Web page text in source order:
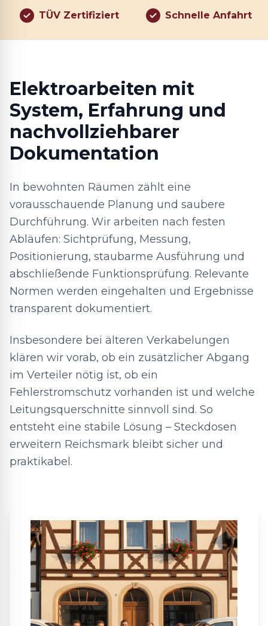
TÜV Zertifiziert Schnelle Anfahrt
Elektroarbeiten mit
System, Erfahrung und
nachvollziehbarer
Dokumentation
In bewohnten Räumen zählt eine
vorausschauende Planung und saubere
Durchführung. Wir arbeiten nach festen
Abläufen: Sichtprüfung, Messung,
Positionierung, staubarme Ausführung und
abschließende Funktionsprüfung. Relevante
Normen werden eingehalten und Ergebnisse
transparent dokumentiert.
Insbesondere bei älteren Verkabelungen
klären wir vorab, ob ein zusätzlicher Abgang
im Verteiler nötig ist, ob ein
Fehlerstromschutz vorhanden ist und welche
Leitungsquerschnitte sinnvoll sind. So
entsteht eine stabile Lösung – Steckdosen
erweitern Reichsmark bleibt sicher und
praktikabel.